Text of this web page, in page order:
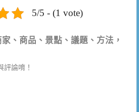
5/5 - (1 vote)
、商品、景點、議題、方法，
評論唷！